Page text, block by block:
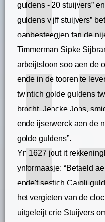
guldens - 20 stuijvers”
guldens vijff stuijvers”
oanbesteegjen fan de
Timmerman Sipke
arbeijtsloon soo aen de
ende in de tooren te
twintich golde guldens
brocht. Jencke Jobs,
ende ijserwerck aen de
golde guldens”.
Yn 1627 jout it
ynformaasje: “Betaeld
ende't sestich Caroli
het vergieten van de
uitgeleijt drie Stuijvers